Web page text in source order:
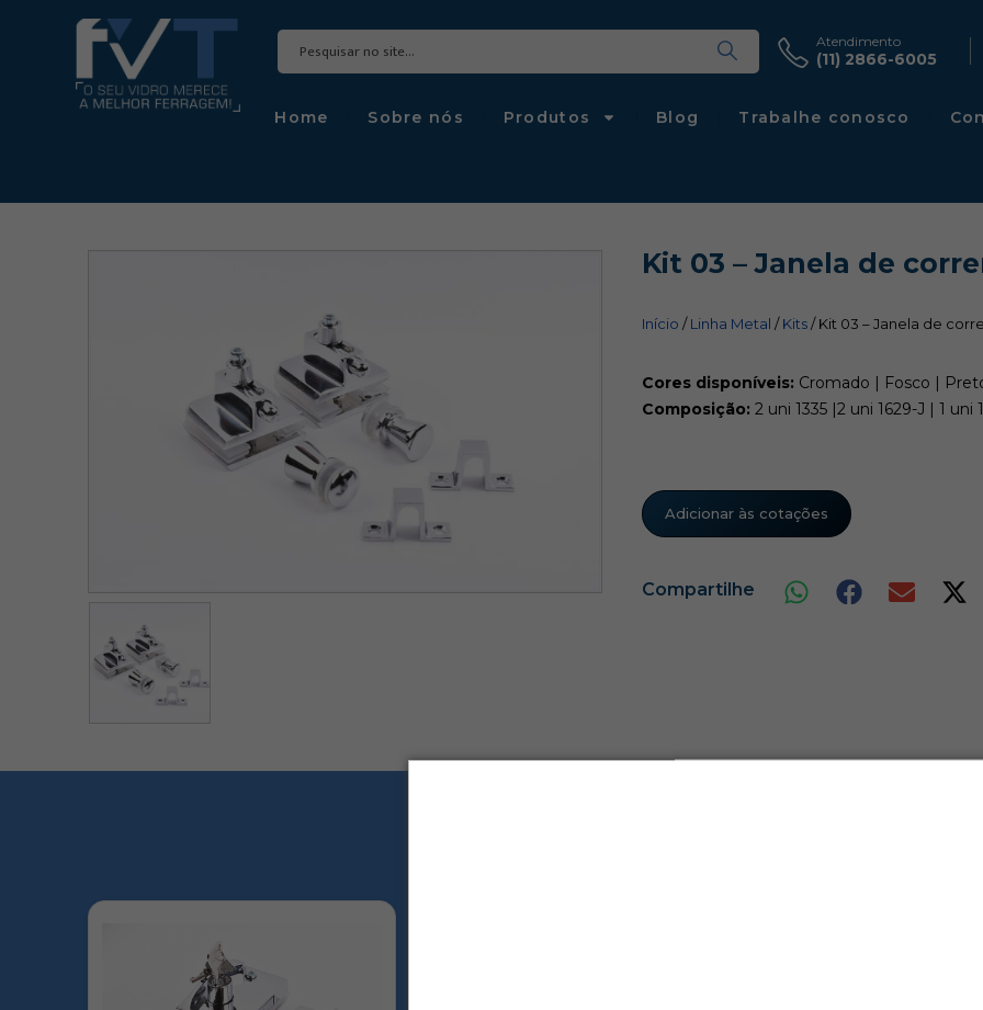
Atendimento
(11) 2866-6005
Home Sobre nós Produtos Blog Trabalhe conosco
Kit 03 – Janela de
Início /Linha Metal /Kits/ Kit 03 – Janela de
Cores disponíveis: Cromado | Fosco |
Composição: 2 uni 1335 |2 uni 1629-J | 1
Adicionar às cotações
Compartilhe